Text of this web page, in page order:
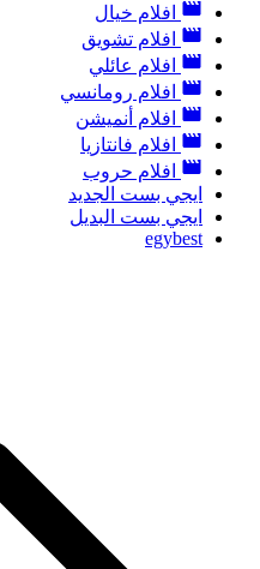
افلام خيال
افلام تشويق
افلام عائلي
افلام رومانسي
افلام أنميشن
افلام فانتازيا
افلام حروب
ايجي بست الجديد
ايجي بست البديل
egybest